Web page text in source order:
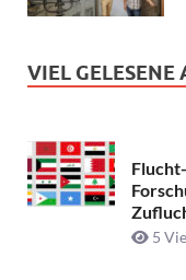
VIEL GELESENE
5